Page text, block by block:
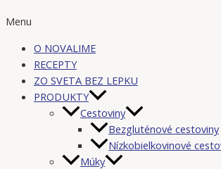
Menu
O NOVALIME
RECEPTY
ZO SVETA BEZ LEPKU
PRODUKTY
Cestoviny
Bezgluténové cestoviny
Nízkobielkovinové
Múky